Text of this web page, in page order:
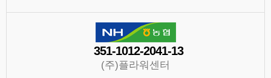
351-1012-2041-13
(주)플라워센터